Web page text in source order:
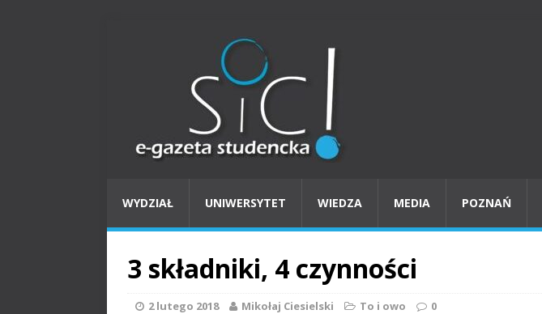
WYDZIAŁ UNIWERSYTET WIEDZA MEDIA POZNAŃ
3 składniki, 4 czynności
2 lutego 2018 Mikołaj Ciesielski To i owo 0